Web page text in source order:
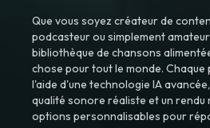
Que vous soyez créateur de
podcasteur ou simplement
bibliothèque de chansons
chose pour tout le monde. Chaque
l'aide d'une technologie IA
qualité sonore réaliste et un rendu
options personnalisables pour